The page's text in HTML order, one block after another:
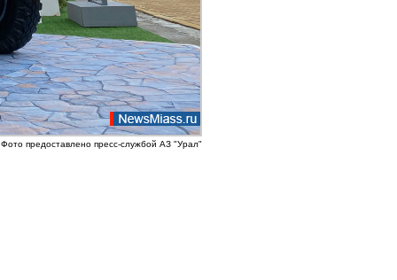
Фото предоставлено пресс-службой АЗ "Урал"